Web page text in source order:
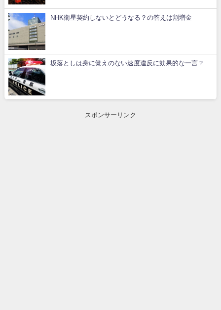
NHK衛星契約しないとどうなる？の答えは割増金
坂落としは身に覚えのない速度違反に効果的な一言？
スポンサーリンク